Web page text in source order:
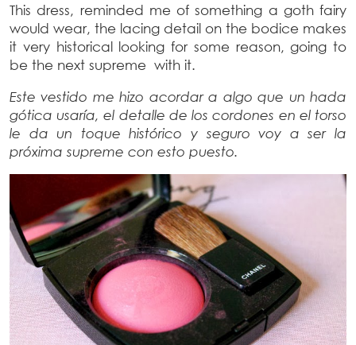
This dress, reminded me of something a goth fairy
would wear, the lacing detail on the bodice makes
it very historical looking for some reason, going to
be the next supreme with it.
Este vestido me hizo acordar a algo que un hada
gótica usaría, el detalle de los cordones en el torso
le da un toque histórico y seguro voy a ser la
próxima supreme con esto puesto.